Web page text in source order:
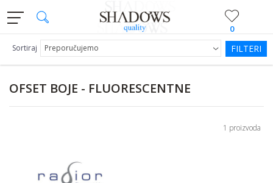
0
OFSET BOJE - FLUORESCENTNE
Sortiraj FILTERI
1 proizvoda